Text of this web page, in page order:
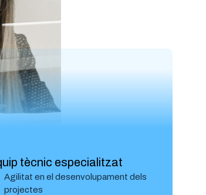
tècnic especialitzat
Agilitat en el desenvolupament dels
projectes